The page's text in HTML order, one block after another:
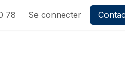
78 Se connecter